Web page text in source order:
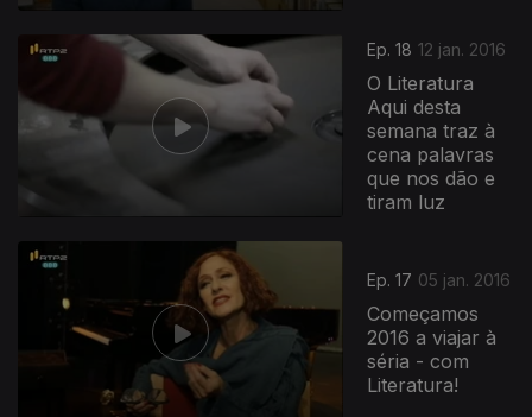
Ep. 18 12 jan. 2016
O Literatura
Aqui desta
semana traz à
cena palavras
que nos dão e
tiram luz
Ep. 17 05 jan. 2016
Começamos
2016 a viajar à
séria - com
Literatura!